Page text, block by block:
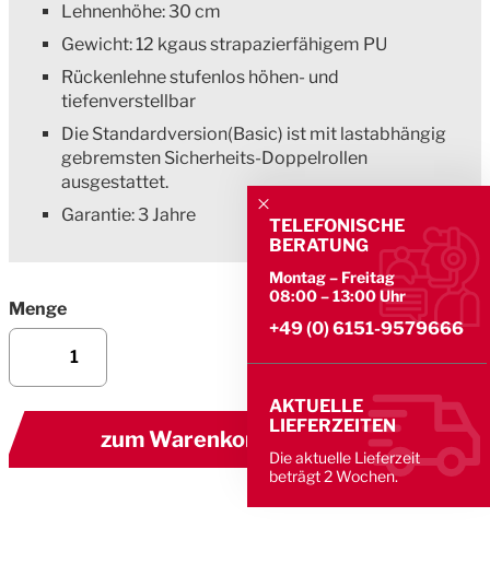
TELEFONISCHE
BERATUNG
Montag – Freitag
08:00 – 13:00 Uhr
+49 (0) 6151-9579666
AKTUELLE
LIEFERZEITEN
Die aktuelle Lieferzeit
beträgt 2 Wochen.
Lehnenhöhe: 30 cm
Gewicht: 12 kgaus strapazierfähigem PU
Rückenlehne stufenlos höhen- und
tiefenverstellbar
Die Standardversion(Basic) ist mit lastabhängig
gebremsten Sicherheits-Doppelrollen
ausgestattet.
Garantie: 3 Jahre
Menge
zum Warenkorb hinzufügen